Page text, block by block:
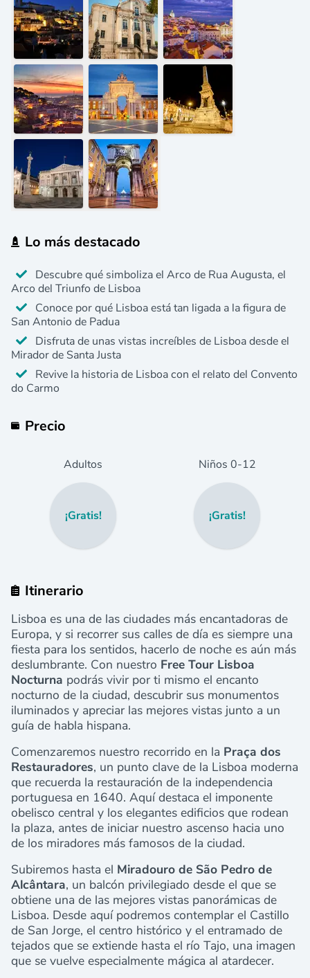
Lo más destacado
Descubre qué simboliza el Arco de Rua Augusta, el
Arco del Triunfo de Lisboa
Conoce por qué Lisboa está tan ligada a la figura de
San Antonio de Padua
Disfruta de unas vistas increíbles de Lisboa desde el
Mirador de Santa Justa
Revive la historia de Lisboa con el relato del Convento
do Carmo
Precio
Adultos
¡Gratis!
Niños 0-12
¡Gratis!
Itinerario
Lisboa es una de las ciudades más encantadoras de
Europa, y si recorrer sus calles de día es siempre una
fiesta para los sentidos, hacerlo de noche es aún más
deslumbrante. Con nuestro Free Tour Lisboa
Nocturna podrás vivir por ti mismo el encanto
nocturno de la ciudad, descubrir sus monumentos
iluminados y apreciar las mejores vistas junto a un
guía de habla hispana.
Comenzaremos nuestro recorrido en la Praça dos
Restauradores, un punto clave de la Lisboa moderna
que recuerda la restauración de la independencia
portuguesa en 1640. Aquí destaca el imponente
obelisco central y los elegantes edificios que rodean
la plaza, antes de iniciar nuestro ascenso hacia uno
de los miradores más famosos de la ciudad.
Subiremos hasta el Miradouro de São Pedro de
Alcântara, un balcón privilegiado desde el que se
obtiene una de las mejores vistas panorámicas de
Lisboa. Desde aquí podremos contemplar el Castillo
de San Jorge, el centro histórico y el entramado de
tejados que se extiende hasta el río Tajo, una imagen
que se vuelve especialmente mágica al atardecer.